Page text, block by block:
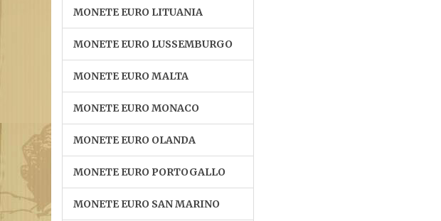
MONETE EURO LITUANIA
MONETE EURO LUSSEMBURGO
MONETE EURO MALTA
MONETE EURO MONACO
MONETE EURO OLANDA
MONETE EURO PORTOGALLO
MONETE EURO SAN MARINO